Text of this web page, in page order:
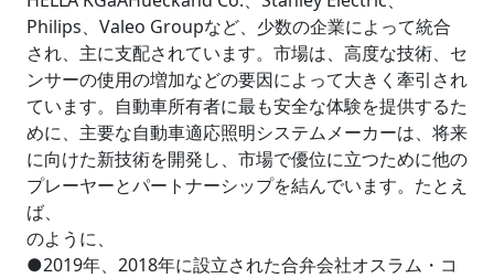
Philips、Valeo Groupなど、少数の企業によって統合
され、主に支配されています。市場は、高度な技術、セ
ンサーの使用の増加などの要因によって大きく牽引され
ています。自動車所有者に最も安全な体験を提供するた
めに、主要な自動車適応照明システムメーカーは、将来
に向けた新技術を開発し、市場で優位に立つために他の
プレーヤーとパートナーシップを結んでいます。たとえ
ば、
のように、
●2019年、2018年に設立された合弁会社オスラム・コ